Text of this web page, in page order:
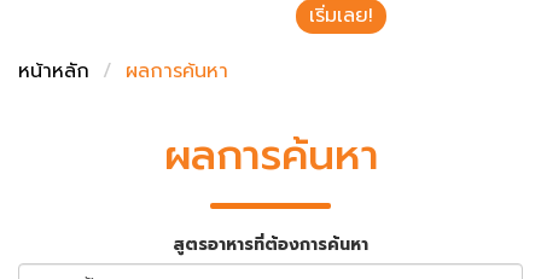
เริ่มเลย!
หน้าหลัก
ผลการค้นหา
ผลการค้นหา
สูตรอาหารที่ต้องการค้นหา